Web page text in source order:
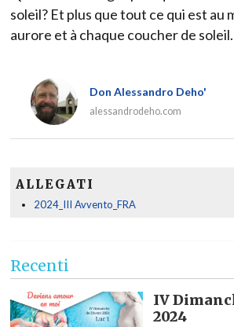
soleil? Et plus que tout ce qui est au
aurore et à chaque coucher de soleil.
Don Alessandro Deho'
alessandrodeho.com
ALLEGATI
2024_III Avvento_FRA
Recenti
IV
2024